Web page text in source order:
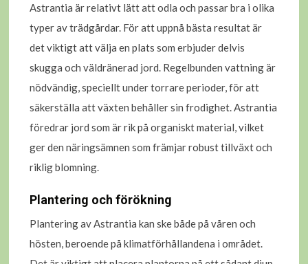
Astrantia är relativt lätt att odla och passar bra i olika
typer av trädgårdar. För att uppnå bästa resultat är
det viktigt att välja en plats som erbjuder delvis
skugga och väldränerad jord. Regelbunden vattning är
nödvändig, speciellt under torrare perioder, för att
säkerställa att växten behåller sin frodighet. Astrantia
föredrar jord som är rik på organiskt material, vilket
ger den näringsämnen som främjar robust tillväxt och
riklig blomning.
Plantering och förökning
Plantering av Astrantia kan ske både på våren och
hösten, beroende på klimatförhållandena i området.